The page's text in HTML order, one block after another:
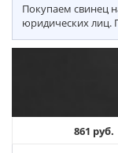
Покупаем свинец
юридических лиц.
861 руб.